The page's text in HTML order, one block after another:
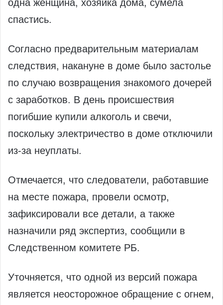
одна женщина, хозяйка дома, сумела
спастись.
Согласно предварительным материалам
следствия, накануне в доме было застолье
по случаю возвращения знакомого дочерей
с заработков. В день происшествия
погибшие купили алкоголь и свечи,
поскольку электричество в доме отключили
из-за неуплаты.
Отмечается, что следователи, работавшие
на месте пожара, провели осмотр,
зафиксировали все детали, а также
назначили ряд экспертиз, сообщили в
Следственном комитете РБ.
Уточняется, что одной из версий пожара
является неосторожное обращение с огнем,